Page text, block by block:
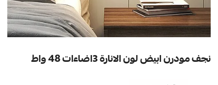
نجف مودرن ابيض لون الانارة 3اضاءات 48 واط